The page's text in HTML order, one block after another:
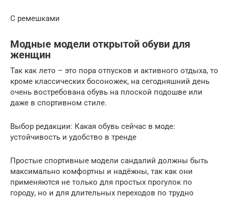
С ремешками
Модные модели открытой обуви для
женщин
Так как лето – это пора отпусков и активного отдыха, то
кроме классических босоножек, на сегодняшний день
очень востребована обувь на плоской подошве или
даже в спортивном стиле.
Выбор редакции: Какая обувь сейчас в моде:
устойчивость и удобство в тренде
Простые спортивные модели сандалий должны быть
максимально комфортны и надёжны, так как они
применяются не только для простых прогулок по
городу, но и для длительных переходов по трудно